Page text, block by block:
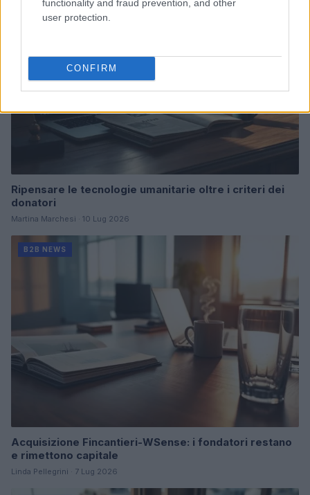
functionality and fraud prevention, and other
user protection.
CONFIRM
Ripensare le tecnologie umanitarie oltre i criteri dei
donatori
Martina Marchesi · 10 Lug 2026
B2B NEWS
Acquisizione Fincantieri-WSense: i fondatori restano
e rimettono capitale
Linda Pellegrini · 7 Lug 2026